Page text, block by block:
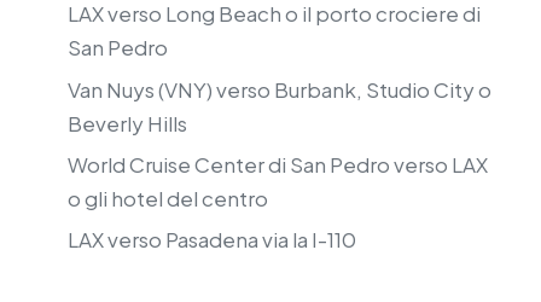
LAX verso Long Beach o il porto crociere di
San Pedro
Van Nuys (VNY) verso Burbank, Studio City o
Beverly Hills
World Cruise Center di San Pedro verso LAX
o gli hotel del centro
LAX verso Pasadena via la I-110